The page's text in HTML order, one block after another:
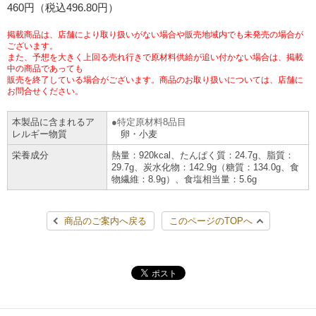
ニンテンドー・ダウンロードカード
スキャン
ファクス
チケット
プリペイドサービス
スポーツ振興くじ
行政サービス
学び・教育
セブン銀行ATM
ご利用可能なお支払い方法
スマホプリペイド
レジでApple Accountにチャージ
オンラインフォトサービス
コインランドリー（店舗限定）
イープラス
JTB
セブンネットショッピング
貸借対照表・損益計算書
沿革
国内店舗数
売上高、店舗数推移
セブン‐イレブンの海外事業
データで見るセブン‐イレブン
セブン‐イレブンの「商品力」
セブン-イレブンの横顔
サステナビリティ推進体制
GREEN CHALLENGE 2050
4VISIONS
サステナビリティニュース
サステナビリティレポート
報告書ライブラリー
アルバイト情報
店舗検索
お問い合わせ
Language
English (Corporate)
English (Services)
简体中文(服务)
한국어(서비스)
460円（税込496.80円）
掲載商品は、店舗により取り扱いがない場合や販売地域内でも未発売の場合が
ございます。
また、予想を大きく上回る売れ行きで原材料供給が追い付かない場合は、掲載
中の商品であっても
販売を終了している場合がございます。商品のお取り扱いについては、店舗に
お問合せください。
本製品に含まれるア
レルギー物質
特定原材料8品目
卵・小麦
栄養成分
熱量：920kcal、たんぱく質：24.7g、脂質：
29.7g、炭水化物：142.9g（糖質：134.0g、食
物繊維：8.9g）、食塩相当量：5.6g
商品のご案内へ戻る このページのTOPへ